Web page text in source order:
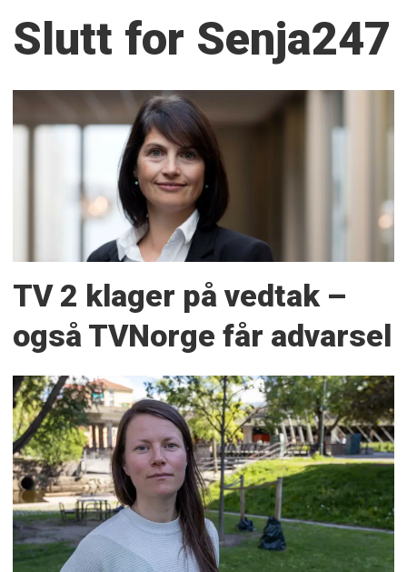
Slutt for Senja247
TV 2 klager på vedtak –
også TVNorge får advarsel